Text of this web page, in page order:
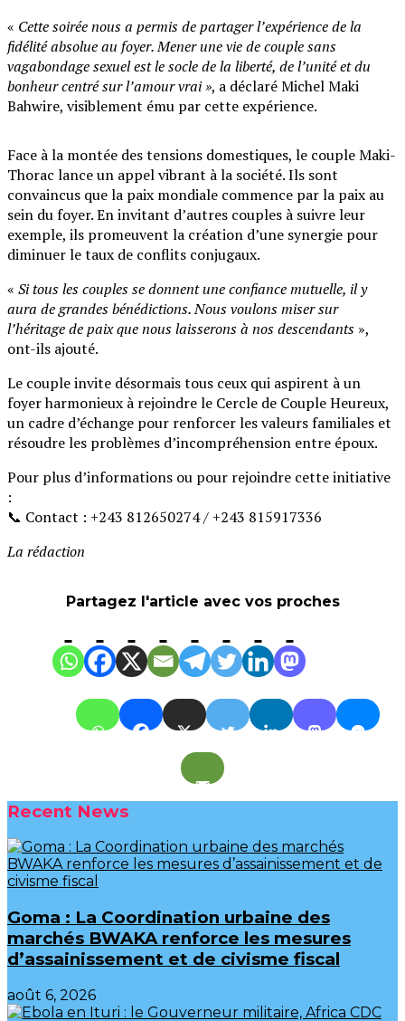
« Cette soirée nous a permis de partager l’expérience de la
fidélité absolue au foyer. Mener une vie de couple sans
vagabondage sexuel est le socle de la liberté, de l’unité et du
bonheur centré sur l’amour vrai », a déclaré Michel Maki
Bahwire, visiblement ému par cette expérience.
Face à la montée des tensions domestiques, le couple Maki-
Thorac lance un appel vibrant à la société. Ils sont
convaincus que la paix mondiale commence par la paix au
sein du foyer. En invitant d’autres couples à suivre leur
exemple, ils promeuvent la création d’une synergie pour
diminuer le taux de conflits conjugaux.
« Si tous les couples se donnent une confiance mutuelle, il y
aura de grandes bénédictions. Nous voulons miser sur
l’héritage de paix que nous laisserons à nos descendants »,
ont-ils ajouté.
Le couple invite désormais tous ceux qui aspirent à un
foyer harmonieux à rejoindre le Cercle de Couple Heureux,
un cadre d’échange pour renforcer les valeurs familiales et
résoudre les problèmes d’incompréhension entre époux.
Pour plus d’informations ou pour rejoindre cette initiative
:
📞 Contact : +243 812650274 / +243 815917336
La rédaction
Partagez l'article avec vos proches
Recent News
Goma : La Coordination urbaine des
marchés BWAKA renforce les mesures
d’assainissement et de civisme fiscal
août 6, 2026